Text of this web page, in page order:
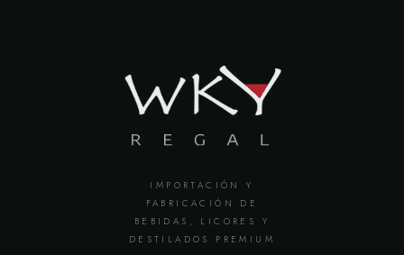
IMPORTACIÓN Y
FABRICACIÓN DE
BEBIDAS, LICORES Y
DESTILADOS PREMIUM